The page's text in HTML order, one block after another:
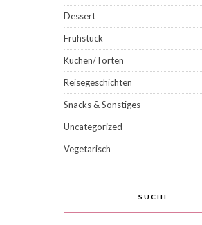
Dessert
Frühstück
Kuchen/Torten
Reisegeschichten
Snacks & Sonstiges
Uncategorized
Vegetarisch
SUCHE